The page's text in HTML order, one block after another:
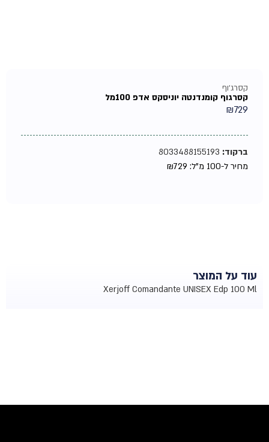
קסרג'וף
קסרגוף קומנדנטה יוניסקס אדפ 100מל
₪729
ברקוד:8033488155193
מחיר ל-100 מ"ל:
₪729
עוד על המוצר
Xerjoff Comandante UNISEX Edp 100 Ml